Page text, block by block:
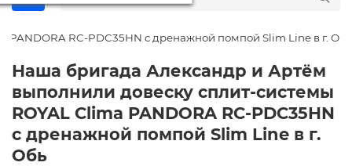
RC-PDC35HN с дренажной помпой Slim Line в г. Обь
Наша бригада Александр и Артём
выполнили довеску сплит-системы
ROYAL Clima PANDORA RC-PDC35HN
с дренажной помпой Slim Line в г.
Обь